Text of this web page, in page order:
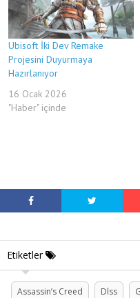
Ubisoft İki Dev Remake
Projesini Duyurmaya
Hazırlanıyor
16 Ocak 2026
"Haber" içinde
Etiketler
Assassin’s Creed Dlss